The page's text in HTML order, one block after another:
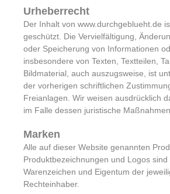
Urheberrecht
Der Inhalt von www.durchgeblueht.de
geschützt. Die Vervielfältigung,
oder Speicherung von Informationen
insbesondere von Texten, Textteilen,
Bildmaterial, auch auszugsweise, ist
der vorherigen schriftlichen
Freianlagen. Wir weisen ausdrücklich
im Falle dessen juristische
Marken
Alle auf dieser Website genannten
Produktbezeichnungen und Logos
Warenzeichen und Eigentum der
Rechteinhaber.